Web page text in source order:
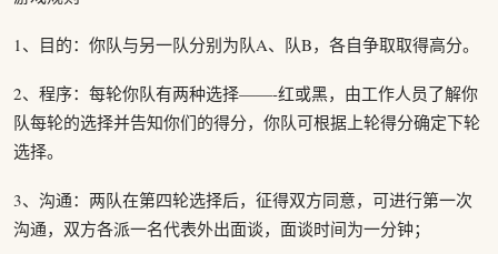
1、目的：你队与另一队分别为队A、队B，各自争取取得高分。
2、程序：每轮你队有两种选择——-红或黑，由工作人员了解你
队每轮的选择并告知你们的得分，你队可根据上轮得分确定下轮
选择。
3、沟通：两队在第四轮选择后，征得双方同意，可进行第一次
沟通，双方各派一名代表外出面谈，面谈时间为一分钟；